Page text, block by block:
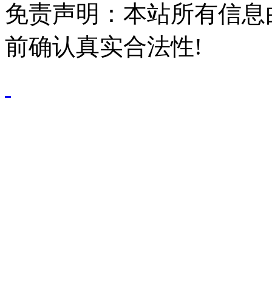
免责声明：本站所有信
前确认真实合法性!